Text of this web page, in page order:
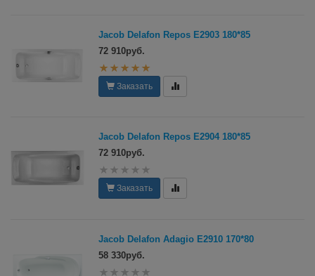
Jacob Delafon Repos E2903 180*85
72 910руб.
Заказать
Jacob Delafon Repos E2904 180*85
72 910руб.
Заказать
Jacob Delafon Adagio E2910 170*80
58 330руб.